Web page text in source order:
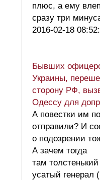
плюс, а ему
сразу три
2016-02-18
Бывших
Украины,
сторону РФ,
Одессу для
А повестки им
отправили? И
о подозрении
А зачем тогда
там толстенький
усатый генерал